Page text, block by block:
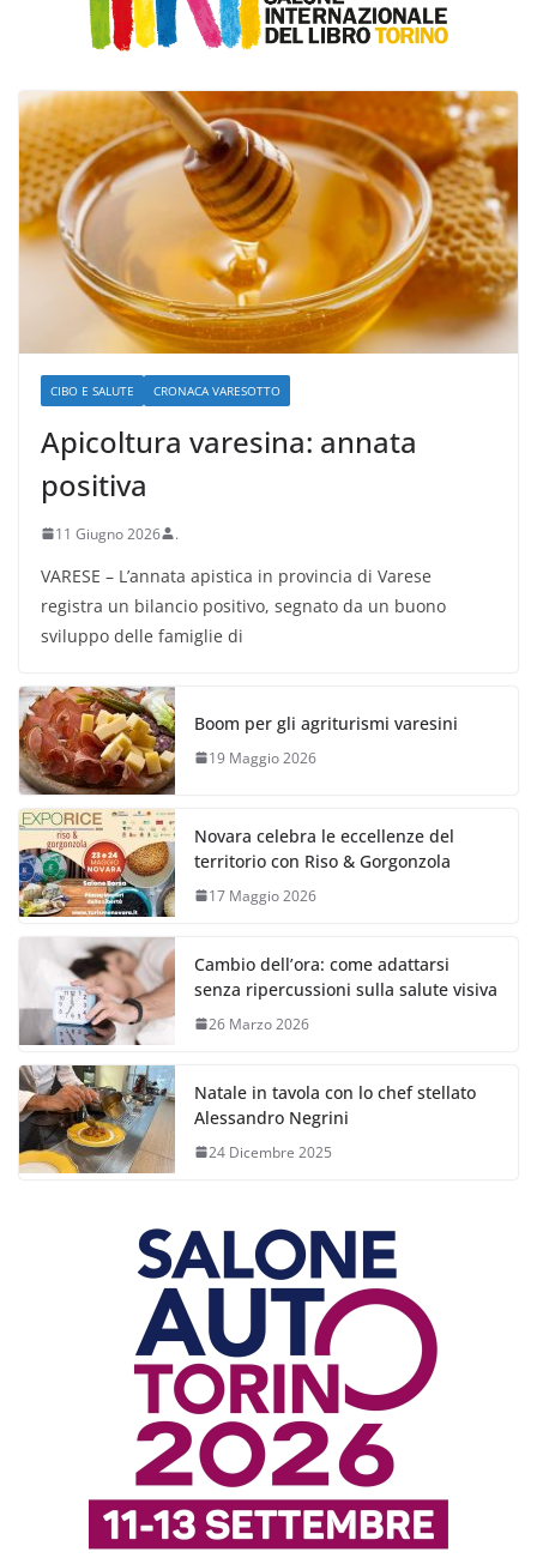
CIBO E SALUTE CRONACA VARESOTTO
Apicoltura varesina: annata
positiva
11 Giugno 2026 .
VARESE – L’annata apistica in provincia di Varese
registra un bilancio positivo, segnato da un buono
sviluppo delle famiglie di
Boom per gli agriturismi varesini
19 Maggio 2026
Novara celebra le eccellenze del
territorio con Riso & Gorgonzola
17 Maggio 2026
Cambio dell’ora: come adattarsi
senza ripercussioni sulla salute visiva
26 Marzo 2026
Natale in tavola con lo chef stellato
Alessandro Negrini
24 Dicembre 2025